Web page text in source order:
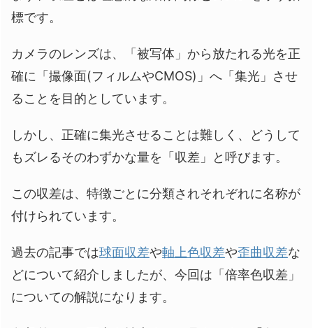
標です。
カメラのレンズは、「被写体」から放たれる光を正
確に「撮像面(フィルムやCMOS)」へ「集光」させ
ることを目的としています。
しかし、正確に集光させることは難しく、どうして
もズレるそのわずかな量を「収差」と呼びます。
この収差は、特徴ごとに分類されそれぞれに名称が
付けられています。
過去の記事では球面収差や軸上色収差や歪曲収差な
どについて紹介しましたが、今回は「倍率色収差」
についての解説になります。